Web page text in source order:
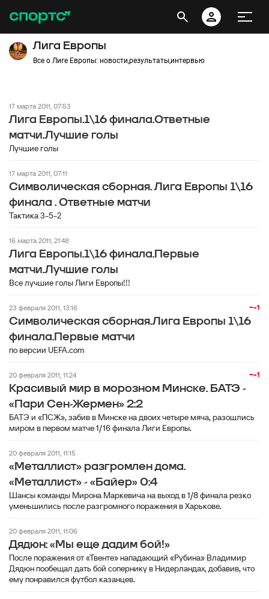
Лига Европы
Все о Лиге Европы: новости,результаты,интервью
17 марта 2011, 07:53
Лига Европы.1\16 финала.Ответные
матчи.Лучшие голы
Лучшие голы
17 марта 2011, 07:11
Символическая сборная. Лига Европы 1\16
финала . Ответные матчи
Тактика 3-5-2
16 марта 2011, 21:48
Лига Европы.1\16 финала.Первые
матчи.Лучшие голы
Все лучшие голы Лиги Европы!!!
−-1
23 февраля 2011, 13:16
Символическая сборная.Лига Европы 1\16
финала.Первые матчи
по версии UEFA.com
−-1
20 февраля 2011, 11:24
Красивый мир в морозном Минске. БАТЭ -
«Пари Сен-Жермен» 2:2
БАТЭ и «ПСЖ», забив в Минске на двоих четыре мяча, разошлись
миром в первом матче 1/16 финала Лиги Европы.
20 февраля 2011, 11:15
«Металлист» разгромлен дома.
«Металлист» - «Байер» 0:4
Шансы команды Мирона Маркевича на выход в 1/8 финала резко
уменьшились после разгромного поражения в Харькове.
20 февраля 2011, 11:06
Дядюн: «Мы еще дадим бой!»
После поражения от «Твенте» нападающий «Рубина» Владимир
Дядюн пообещал дать бой сопернику в Нидерландах, добавив, что
ему понравился футбол казанцев.